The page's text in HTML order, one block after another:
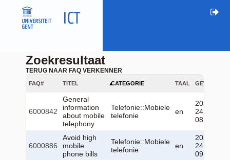
Zoekresultaat
TERUG NAAR FAQ VERKENNER
FAQ# TITEL CATEGORIE TAAL GEWIJZIGD
6000842
General
information
about mobile
telephony
Telefonie::Mobiele
telefonie
en
2026-06-
24
08:05:04
6000886
Avoid high
mobile
phone bills
Telefonie::Mobiele
telefonie
en
2026-06-
24
09:05:19